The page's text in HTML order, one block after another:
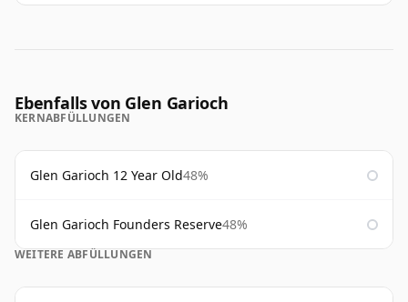
Ebenfalls von Glen Garioch
KERNABFÜLLUNGEN
Glen Garioch 12 Year Old48%
Glen Garioch Founders Reserve48%
WEITERE ABFÜLLUNGEN